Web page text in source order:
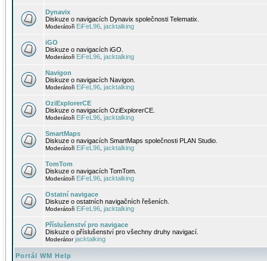
Dynavix
Diskuze o navigacích Dynavix společnosti Telematix.
Moderátoři EiFeL96 jacktalking
iGO
Diskuze o navigacích iGO.
Moderátoři EiFeL96 jacktalking
Navigon
Diskuze o navigacích Navigon.
Moderátoři EiFeL96 jacktalking
OziExplorerCE
Diskuze o navigacích OziExplorerCE.
Moderátoři EiFeL96 jacktalking
SmartMaps
Diskuze o navigacích SmartMaps společnosti PLAN Studio.
Moderátoři EiFeL96 jacktalking
TomTom
Diskuze o navigacích TomTom.
Moderátoři EiFeL96 jacktalking
Ostatní navigace
Diskuze o ostatních navigačních řešeních.
Moderátoři EiFeL96 jacktalking
Příslušenství pro navigace
Diskuze o příslušenství pro všechny druhy navigací.
Moderátorjacktalking
Portál WM Help